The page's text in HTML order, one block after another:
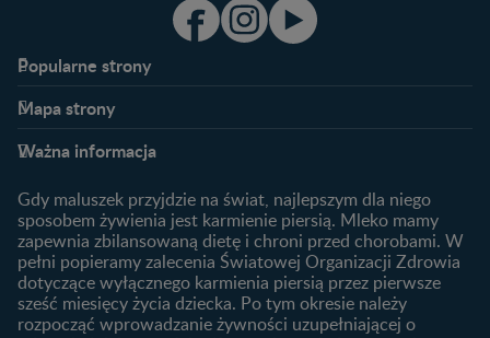
Popularne strony​
Kontakt
FAQ
Produkty
Wyszukiwarka produktów
Nasze marki
Mapa strony​
Plamienie implantacyjne –
Jak zaplanować płeć
dziecka?
Jak rozpoznać dni płodne?
Badania przed ciążą
Planowanie urlopu
1. trymestr ciąży
2. trymestr ciąży
3. trymestr ciąży
Ważna informacja
Gdy maluszek przyjdzie na świat, najlepszym dla niego
sposobem żywienia jest karmienie piersią. Mleko mamy
zapewnia zbilansowaną dietę i chroni przed chorobami. W
pełni popieramy zalecenia Światowej Organizacji Zdrowia
dotyczące wyłącznego karmienia piersią przez pierwsze
sześć miesięcy życia dziecka. Po tym okresie należy
rozpocząć wprowadzanie żywności uzupełniającej o